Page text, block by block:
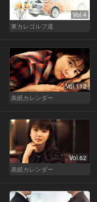
Vol.4
東カレゴルフ道
Vol.112
表紙カレンダー
Vol.62
表紙カレンダー